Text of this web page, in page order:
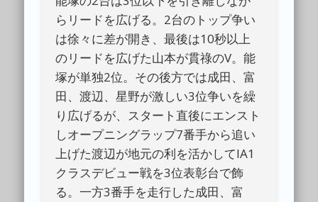
らリードを広げる。2台のトップ争い
は徐々に差が開き、最後は10秒以上
のリードを広げた山本が貫祿のV。能
塚が単独2位。その後方では成田、富
田、渡辺、星野が激しい3位争いを繰
り広げるが、スタート直後にエンスト
しオープニングラップ7番手から追い
上げた渡辺が地元の利を活かしてIA1
クラスデビュー戦を3位表彰台で飾
る。一方3番手を走行した成田、富